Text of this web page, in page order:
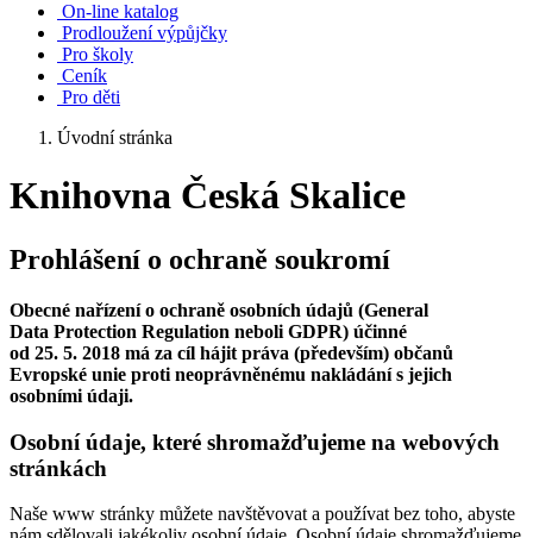
On-line katalog
Prodloužení výpůjčky
Pro školy
Ceník
Pro děti
Úvodní stránka
Knihovna Česká Skalice
Prohlášení o ochraně soukromí
Obecné nařízení o ochraně osobních údajů (General
Data Protection Regulation neboli GDPR) účinné
od 25. 5. 2018 má za cíl hájit práva (především) občanů
Evropské unie proti neoprávněnému nakládání s jejich
osobními údaji.
Osobní údaje, které shromažďujeme na webových
stránkách
Naše www stránky můžete navštěvovat a používat bez toho, abyste